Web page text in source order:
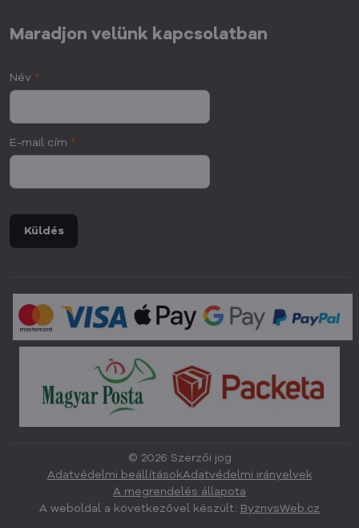
Maradjon velünk kapcsolatban
Név *
E-mail cím *
Küldés
© 2026 Szerzői jog
Adatvédelmi beállításokAdatvédelmi irányelvek
A megrendelés állapota
A weboldal a következővel készült: ByznysWeb.cz